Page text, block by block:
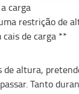
carga
restrição de
de carga **
de altura,
Tanto